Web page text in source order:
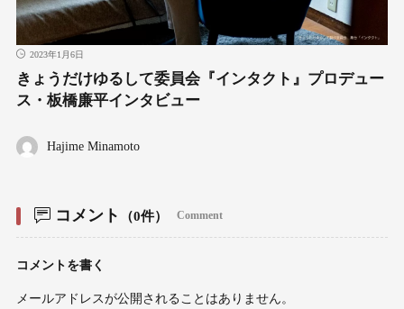
2023年1月6日
きょうだけゆるして委員会『インタクト』プロデュー
ス・板橋廉平インタビュー
Hajime Minamoto
コメント （0件） Comment
コメントを書く
メールアドレスが公開されることはありません。